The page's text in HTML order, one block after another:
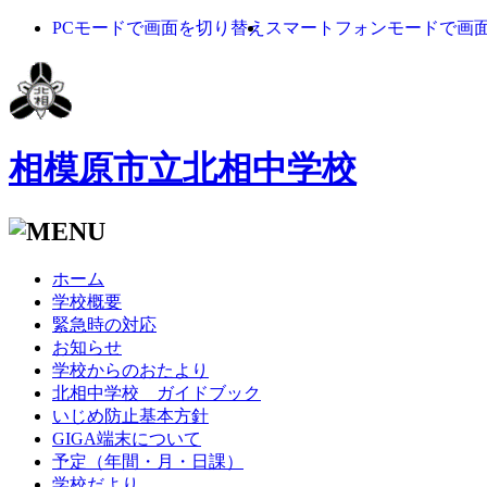
PCモードで画面を切り替え スマートフォンモードで画
相模原市立北相中学校
ホーム
学校概要
緊急時の対応
お知らせ
学校からのおたより
北相中学校 ガイドブック
いじめ防止基本方針
GIGA端末について
予定（年間・月・日課）